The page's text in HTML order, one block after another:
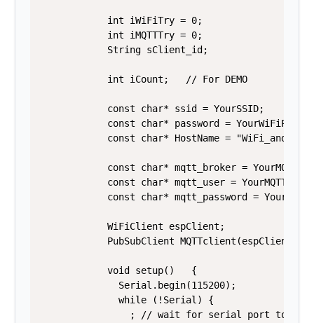
            int iWiFiTry = 0;
            int iMQTTTry = 0;
            String sClient_id;
            int iCount;   // For DEMO
            const char* ssid = YourSSID;
const char* password =
const char* HostName =
const char* mqtt_broker =
            const char* mqtt_user = YourMQTTuser;
const char* mqtt_password =
            WiFiClient espClient;
PubSubClient MQTTclient(espClient);
            void setup()   {
              Serial.begin(115200);
              while (!Serial) {
; // wait for serial port to